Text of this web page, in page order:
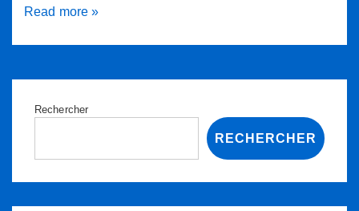
Pas
plastique
renaturation
Read more »
Rechercher
RECHERCHER